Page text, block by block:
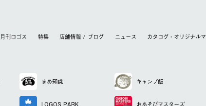
月刊ロゴス 特集 店舗情報 / ブログ ニュース カタログ・オリジナル
まめ知識 キャンプ飯
LOGOS PARK おあそびマスターズ